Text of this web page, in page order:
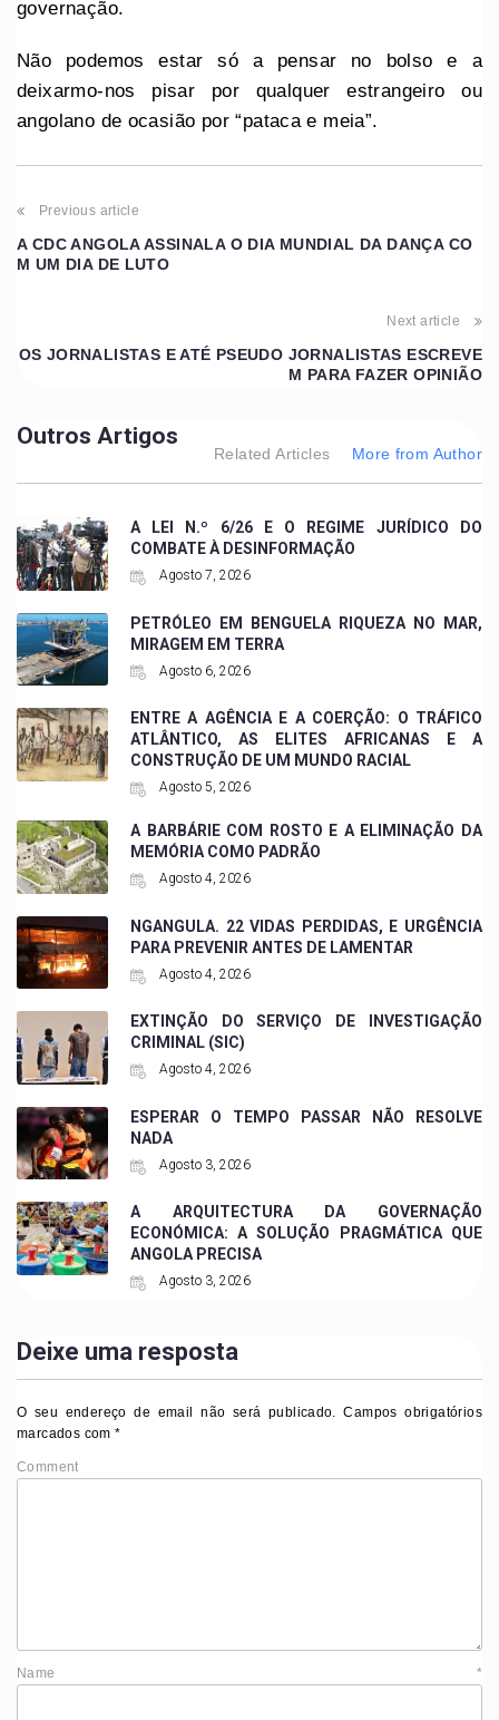
governação.
Não podemos estar só a pensar no bolso e a
deixarmo-nos pisar por qualquer estrangeiro ou
angolano de ocasião por “pataca e meia”.
Previous article
A CDC ANGOLA ASSINALA O DIA MUNDIAL DA DANÇA CO
M UM DIA DE LUTO
Next article
OS JORNALISTAS E ATÉ PSEUDO JORNALISTAS ESCREVE
M PARA FAZER OPINIÃO
Outros Artigos
Related Articles More from Author
A LEI N.º 6/26 E O REGIME JURÍDICO DO
COMBATE À DESINFORMAÇÃO
Agosto 7, 2026
PETRÓLEO EM BENGUELA RIQUEZA NO MAR,
MIRAGEM EM TERRA
Agosto 6, 2026
ENTRE A AGÊNCIA E A COERÇÃO: O TRÁFICO
ATLÂNTICO, AS ELITES AFRICANAS E A
CONSTRUÇÃO DE UM MUNDO RACIAL
Agosto 5, 2026
A BARBÁRIE COM ROSTO E A ELIMINAÇÃO DA
MEMÓRIA COMO PADRÃO
Agosto 4, 2026
NGANGULA. 22 VIDAS PERDIDAS, E URGÊNCIA
PARA PREVENIR ANTES DE LAMENTAR
Agosto 4, 2026
EXTINÇÃO DO SERVIÇO DE INVESTIGAÇÃO
CRIMINAL (SIC)
Agosto 4, 2026
ESPERAR O TEMPO PASSAR NÃO RESOLVE
NADA
Agosto 3, 2026
A ARQUITECTURA DA GOVERNAÇÃO
ECONÓMICA: A SOLUÇÃO PRAGMÁTICA QUE
ANGOLA PRECISA
Agosto 3, 2026
Deixe uma resposta
O seu endereço de email não será publicado. Campos obrigatórios
marcados com*
Comment
Name *